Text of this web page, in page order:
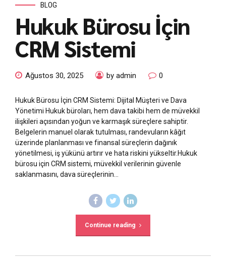
BLOG
Hukuk Bürosu İçin
CRM Sistemi
Ağustos 30, 2025 by admin 0
Hukuk Bürosu İçin CRM Sistemi: Dijital Müşteri ve Dava
Yönetimi Hukuk büroları, hem dava takibi hem de müvekkil
ilişkileri açısından yoğun ve karmaşık süreçlere sahiptir.
Belgelerin manuel olarak tutulması, randevuların kâğıt
üzerinde planlanması ve finansal süreçlerin dağınık
yönetilmesi, iş yükünü artırır ve hata riskini yükseltir.Hukuk
bürosu için CRM sistemi, müvekkil verilerinin güvenle
saklanmasını, dava süreçlerinin...
Continue reading